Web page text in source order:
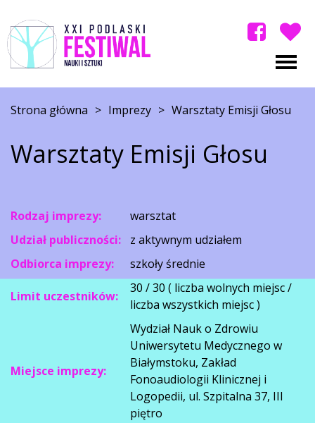
Strona główna > Imprezy > Warsztaty Emisji Głosu
Warsztaty Emisji Głosu
Rodzaj imprezy:
warsztat
Udział publiczności:
z aktywnym udziałem
Odbiorca imprezy:
szkoły średnie
Limit uczestników:
30 / 30 ( liczba wolnych miejsc /
liczba wszystkich miejsc )
Miejsce imprezy:
Wydział Nauk o Zdrowiu
Uniwersytetu Medycznego w
Białymstoku, Zakład
Fonoaudiologii Klinicznej i
Logopedii, ul. Szpitalna 37, III
piętro